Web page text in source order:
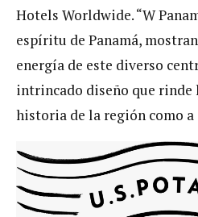
Hotels Worldwide. “W
espíritu de Panamá,
energía de este diverso
intrincado diseño que rinde
historia de la región como